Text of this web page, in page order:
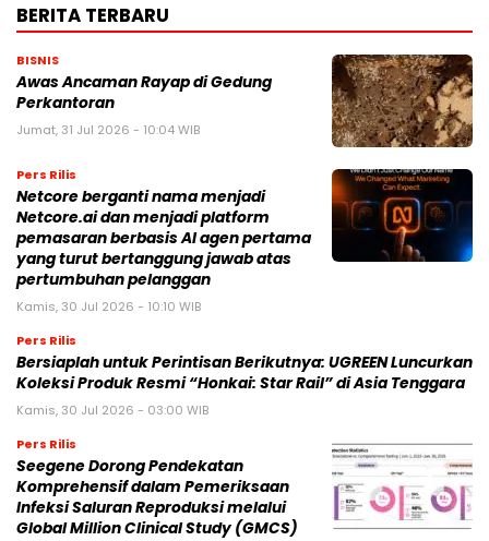
BERITA TERBARU
BISNIS
Awas Ancaman Rayap di Gedung
Perkantoran
Jumat, 31 Jul 2026 - 10:04 WIB
Pers Rilis
Netcore berganti nama menjadi
Netcore.ai dan menjadi platform
pemasaran berbasis AI agen pertama
yang turut bertanggung jawab atas
pertumbuhan pelanggan
Kamis, 30 Jul 2026 - 10:10 WIB
Pers Rilis
Bersiaplah untuk Perintisan Berikutnya: UGREEN Luncurkan
Koleksi Produk Resmi “Honkai: Star Rail” di Asia Tenggara
Kamis, 30 Jul 2026 - 03:00 WIB
Pers Rilis
Seegene Dorong Pendekatan
Komprehensif dalam Pemeriksaan
Infeksi Saluran Reproduksi melalui
Global Million Clinical Study (GMCS)